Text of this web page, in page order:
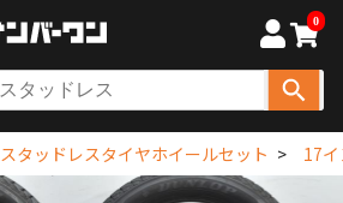
0
スタッドレスタイヤホイールセット 17